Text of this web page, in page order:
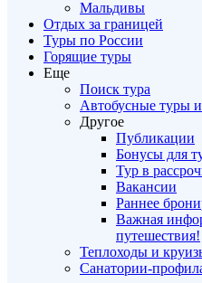
Мальдивы
Отдых за границей
Туры по России
Горящие туры
Еще
Поиск тура
Автобусные туры
Другое
Публикации
Бонусы для
Тур в
Вакансии
Раннее
Важная
путешествия!
Теплоходы и
Санатории-